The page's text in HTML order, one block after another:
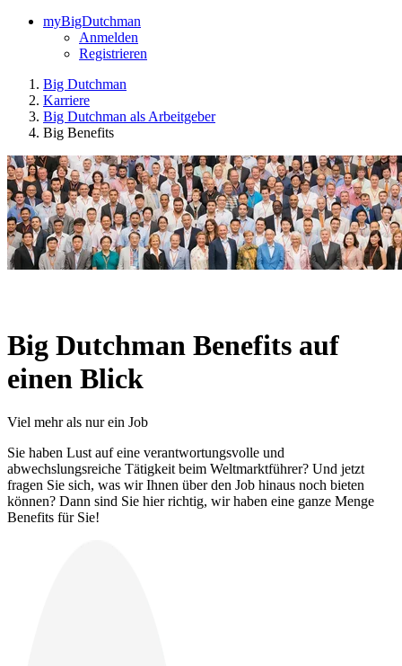
myBigDutchman
Anmelden
Registrieren
Big Dutchman
Karriere
Big Dutchman als Arbeitgeber
Big Benefits
Big Dutchman Benefits auf
einen Blick
Viel mehr als nur ein Job
Sie haben Lust auf eine verantwortungsvolle und
abwechslungsreiche Tätigkeit beim Weltmarktführer? Und jetzt
fragen Sie sich, was wir Ihnen über den Job hinaus noch bieten
können? Dann sind Sie hier richtig, wir haben eine ganze Menge
Benefits für Sie!